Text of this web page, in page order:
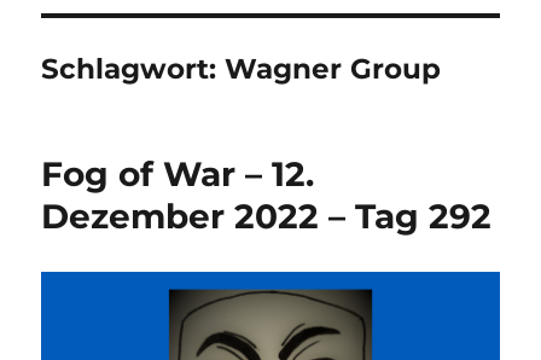
Schlagwort:Wagner Group
Fog of War – 12.
Dezember 2022 – Tag 292